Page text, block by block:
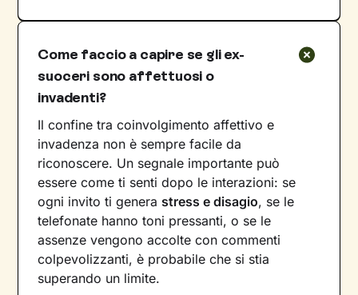
Come faccio a capire se gli ex-
suoceri sono affettuosi o
invadenti?
Il confine tra coinvolgimento affettivo e
invadenza non è sempre facile da
riconoscere. Un segnale importante può
essere come ti senti dopo le interazioni: se
ogni invito ti genera stress e disagio, se le
telefonate hanno toni pressanti, o se le
assenze vengono accolte con commenti
colpevolizzanti, è probabile che si stia
superando un limite.